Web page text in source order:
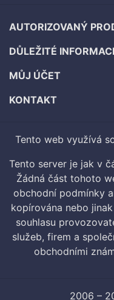
AUTORIZOVANÝ
DŮLEŽITÉ
MŮJ ÚČET
KONTAKT
Tento web využívá
Tento server je jak v
Žádná část tohoto
obchodní podmínky
kopírována nebo
souhlasu
služeb, firem a
obchodními
2006 –